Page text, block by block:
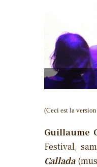
(Ceci est la
Guillaume
Festival,
Callada